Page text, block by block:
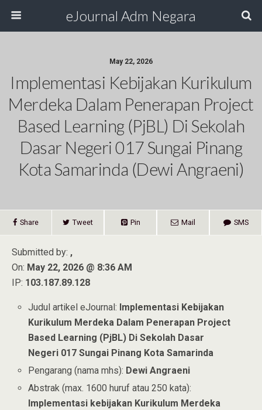
eJournal Adm Negara
May 22, 2026
Implementasi Kebijakan Kurikulum
Merdeka Dalam Penerapan Project
Based Learning (PjBL) Di Sekolah
Dasar Negeri 017 Sungai Pinang
Kota Samarinda (Dewi Angraeni)
Share Tweet Pin Mail SMS
Submitted by: ,
On: May 22, 2026 @ 8:36 AM
IP: 103.187.89.128
Judul artikel eJournal: Implementasi Kebijakan
Kurikulum Merdeka Dalam Penerapan Project
Based Learning (PjBL) Di Sekolah Dasar
Negeri 017 Sungai Pinang Kota Samarinda
Pengarang (nama mhs): Dewi Angraeni
Abstrak (max. 1600 huruf atau 250 kata):
Implementasi kebijakan Kurikulum Merdeka